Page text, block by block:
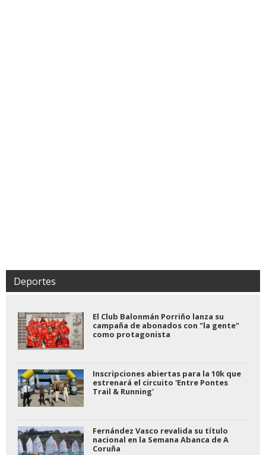
Deportes
El Club Balonmán Porriño lanza su
campaña de abonados con "la gente"
como protagonista
Inscripciones abiertas para la 10k que
estrenará el circuito 'Entre Pontes
Trail & Running'
Fernández Vasco revalida su título
nacional en la Semana Abanca de A
Coruña